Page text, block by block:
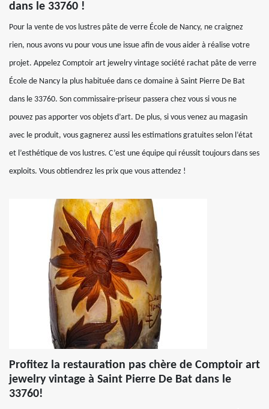
dans le 33760 !
Pour la vente de vos lustres pâte de verre École de Nancy, ne craignez
rien, nous avons vu pour vous une issue afin de vous aider à réalise votre
projet. Appelez Comptoir art jewelry vintage société rachat pâte de verre
École de Nancy la plus habituée dans ce domaine à Saint Pierre De Bat
dans le 33760. Son commissaire-priseur passera chez vous si vous ne
pouvez pas apporter vos objets d’art. De plus, si vous venez au magasin
avec le produit, vous gagnerez aussi les estimations gratuites selon l’état
et l’esthétique de vos lustres. C’est une équipe qui réussit toujours dans ses
exploits. Vous obtiendrez les prix que vous attendez !
Profitez la restauration pas chère de Comptoir art
jewelry vintage à Saint Pierre De Bat dans le
33760!